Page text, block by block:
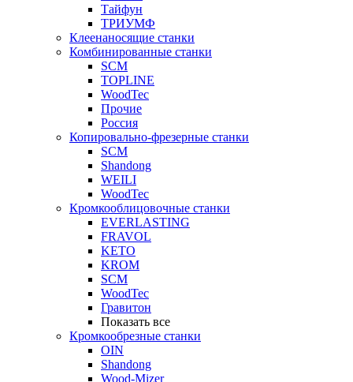
Тайфун
ТРИУМФ
Клеенаносящие станки
Комбинированные станки
SCM
TOPLINE
WoodTec
Прочие
Россия
Копировально-фрезерные станки
SCM
Shandong
WEILI
WoodTec
Кромкооблицовочные станки
EVERLASTING
FRAVOL
KETO
KROM
SCM
WoodTec
Гравитон
Показать все
Кромкообрезные станки
OIN
Shandong
Wood-Mizer